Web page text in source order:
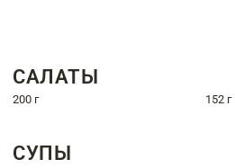
САЛАТЫ
200 г 152 г
СУПЫ